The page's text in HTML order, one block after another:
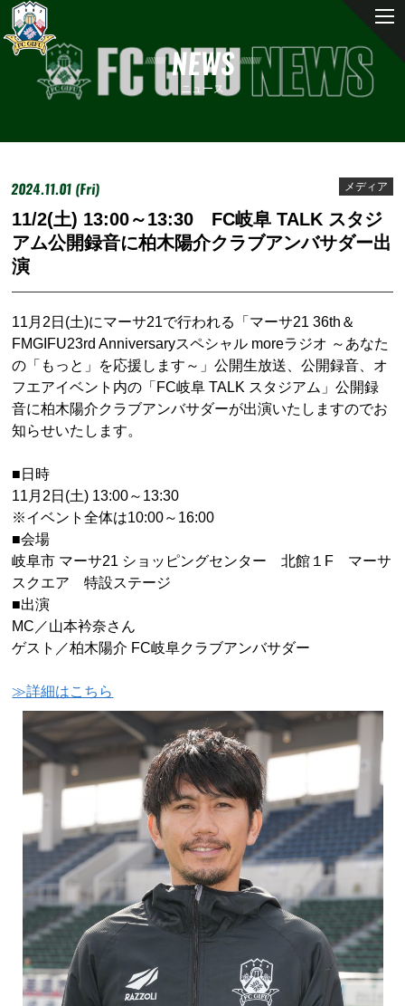
NEWS
ニュース
2024.11.01 (Fri) メディア
11/2(土) 13:00～13:30 FC岐阜 TALK スタジ
アム公開録音に柏木陽介クラブアンバサダー出
演
11月2日(土)にマーサ21で行われる「マーサ21 36th＆
FMGIFU23rd Anniversaryスペシャル moreラジオ ～あなた
の「もっと」を応援します～」公開生放送、公開録音、オ
フエアイベント内の「FC岐阜 TALK スタジアム」公開録
音に柏木陽介クラブアンバサダーが出演いたしますのでお
知らせいたします。
■日時
11月2日(土) 13:00～13:30
※イベント全体は10:00～16:00
■会場
岐阜市 マーサ21 ショッピングセンター 北館１F マーサ
スクエア 特設ステージ
■出演
MC／山本衿奈さん
ゲスト／柏木陽介 FC岐阜クラブアンバサダー
≫詳細はこちら